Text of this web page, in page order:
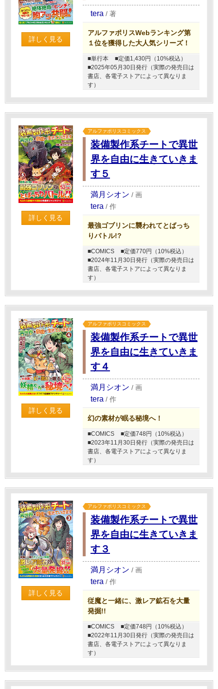
詳しく見る
tera / 著
アルファポリスWebランキング第
１位を獲得した大人気シリーズ！
■単行本
■定価1,430円（10%税込）
■2025年05月30日発行（実際の発売日は
書店、各電子ストアによって異なりま
す）
詳しく見る
アルファポリスコミックス
装備製作系チートで異世
界を自由に生きていきま
す５
満月シオン / 画
tera / 作
最強ゴブリンに襲われてとばっち
りバトル!?
■COMICS
■定価770円（10%税込）
■2024年11月30日発行（実際の発売日は
書店、各電子ストアによって異なりま
す）
詳しく見る
アルファポリスコミックス
装備製作系チートで異世
界を自由に生きていきま
す４
満月シオン / 画
tera / 作
幻の素材が眠る秘境へ！
■COMICS
■定価748円（10%税込）
■2023年11月30日発行（実際の発売日は
書店、各電子ストアによって異なりま
す）
詳しく見る
アルファポリスコミックス
装備製作系チートで異世
界を自由に生きていきま
す３
満月シオン / 画
tera / 作
従魔と一緒に、激レア鉱石を大量
発掘!!
■COMICS
■定価748円（10%税込）
■2022年11月30日発行（実際の発売日は
書店、各電子ストアによって異なりま
す）